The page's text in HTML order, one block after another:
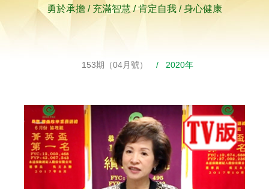
MDRT
客戶服務
網站連結
聯絡我們
勇於承擔 / 充滿智慧 / 肯定自我 / 身心健康
153期（04月號） / 2020年